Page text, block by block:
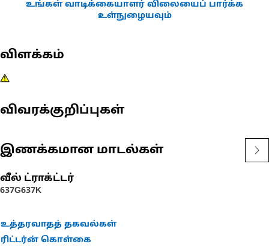
உங்கள் வாடிக்கையாளர் விலையைப் பார்க்க
உள்நுழையவும்
விளக்கம்
விவரக்குறிப்புகள்
இணக்கமான மாடல்கள்
வீல் ட்ராக்ட்டர்
637G637K
உத்தரவாதத் தகவல்கள்
ரிட்டர்ன் கொள்கை